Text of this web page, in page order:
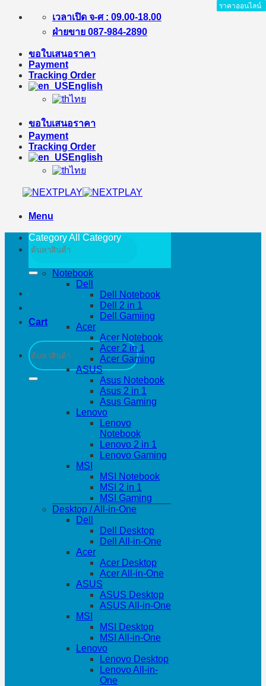
Skip
เวลาเปิด จ-ศ : 09.00-18.00
ฝ่ายขาย 087-984-2890
ขอใบเสนอราคา
Payment
Tracking Order
English
ไทย
ขอใบเสนอราคา
Payment
Tracking Order
English
ไทย
Menu
Search
for:
Cart
Search
for:
Category All Category
Notebook
Dell
Dell Notebook
Dell 2 in 1
Dell Gamiing
Acer
Acer Notebook
Acer 2 in 1
Acer Gaming
ASUS
Asus Notebook
Asus 2 in 1
Asus Gaming
Lenovo
Lenovo
Notebook
Lenovo 2 in 1
Lenovo Gaming
MSI
MSI Notebook
MSI 2 in 1
MSI Gaming
Desktop / All-in-One
Dell
Dell Desktop
Dell All-in-One
Acer
Acer Desktop
Acer All-in-One
ASUS
ASUS Desktop
ASUS All-in-One
MSI
MSI Desktop
MSI All-in-One
Lenovo
Lenovo Desktop
Lenovo All-in-
One
ราคาออนไลน์
ราคาออนไลน์
ราคาออนไลน์
ราคาออนไลน์